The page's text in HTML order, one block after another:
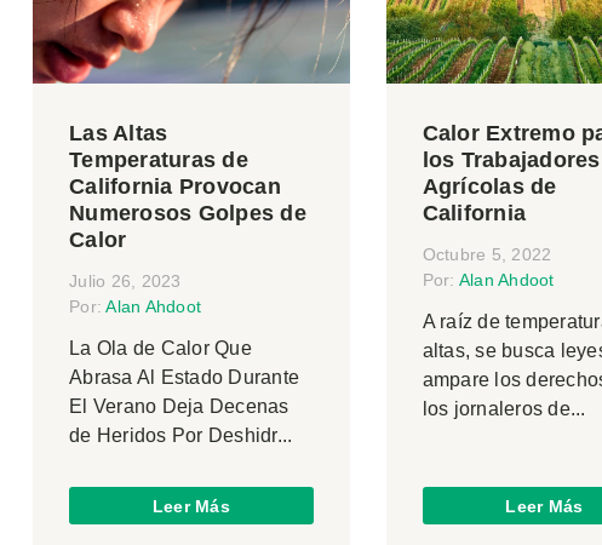
Las Altas
Temperaturas de
California Provocan
Numerosos Golpes de
Calor
Julio 26, 2023
Por:Alan Ahdoot
La Ola de Calor Que
Abrasa Al Estado Durante
El Verano Deja Decenas
de Heridos Por Deshidr...
Leer Más
Calor Extremo
los Trabajadores
Agrícolas de
California
Octubre 5, 2022
Por: Alan Ahdoot
A raíz de
altas, se busca
ampare los
los jornaleros de...
Leer Más